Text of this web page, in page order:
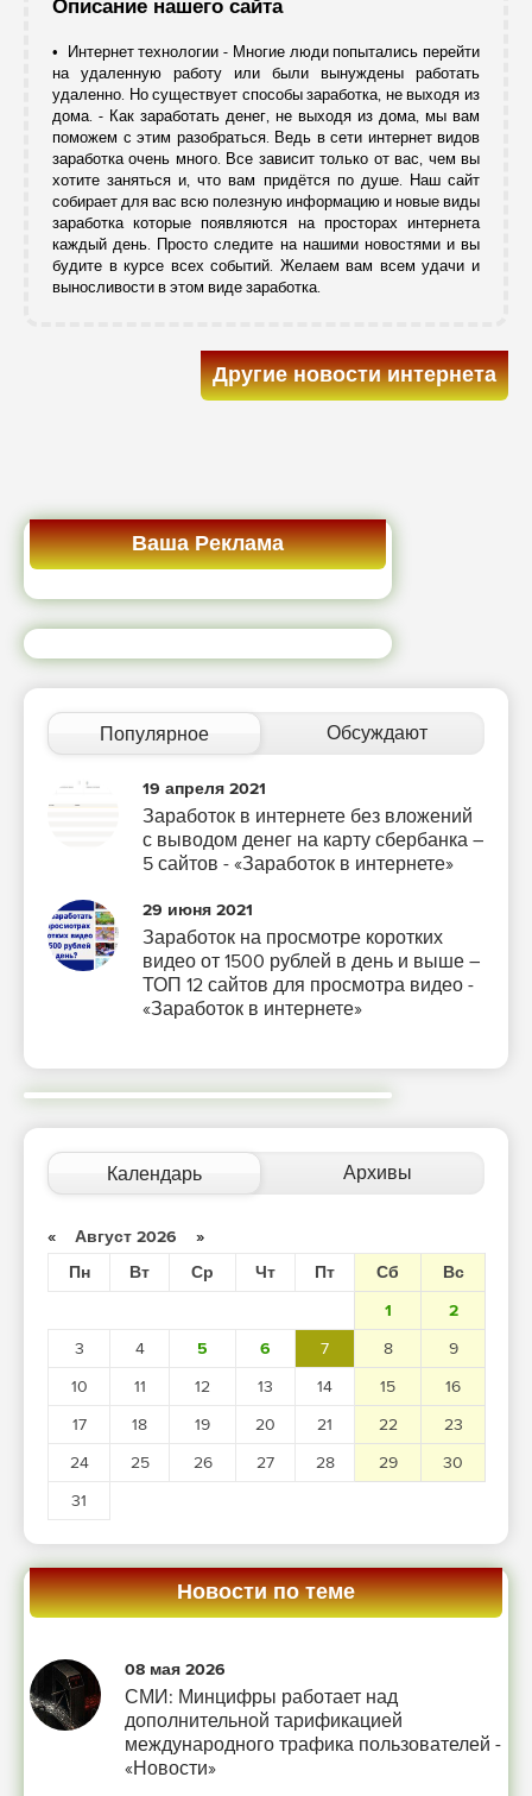
Описание нашего сайта
• Интернет технологии - Многие люди попытались перейти
на удаленную работу или были вынуждены работать
удаленно. Но существует способы заработка, не выходя из
дома. - Как заработать денег, не выходя из дома, мы вам
поможем с этим разобраться. Ведь в сети интернет видов
заработка очень много. Все зависит только от вас, чем вы
хотите заняться и, что вам придётся по душе. Наш сайт
собирает для вас всю полезную информацию и новые виды
заработка которые появляются на просторах интернета
каждый день. Просто следите на нашими новостями и вы
будите в курсе всех событий. Желаем вам всем удачи и
выносливости в этом виде заработка.
Другие новости интернета
Ваша Реклама
Популярное Обсуждают
19 апреля 2021
Заработок в интернете без вложений
с выводом денег на карту сбербанка –
5 сайтов - «Заработок в интернете»
29 июня 2021
Заработок на просмотре коротких
видео от 1500 рублей в день и выше –
ТОП 12 сайтов для просмотра видео -
«Заработок в интернете»
Календарь Архивы
« Август 2026 »
Пн
Вт Ср Чт Пт Сб
Вс
1
2
3
4 5 6 7 8
9
10
11 12 13 14 15
16
17
18 19 20 21 22
23
24
25 26 27 28 29
30
31
Новости по теме
08 мая 2026
СМИ: Минцифры работает над
дополнительной тарификацией
международного трафика пользователей -
«Новости»